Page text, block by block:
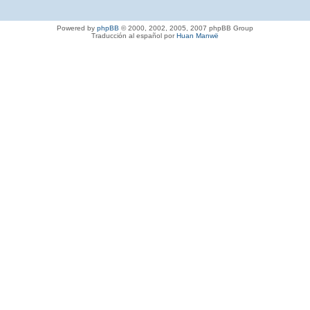
Powered by phpBB © 2000, 2002, 2005, 2007 phpBB Group
Traducción al español porHuan Manwë